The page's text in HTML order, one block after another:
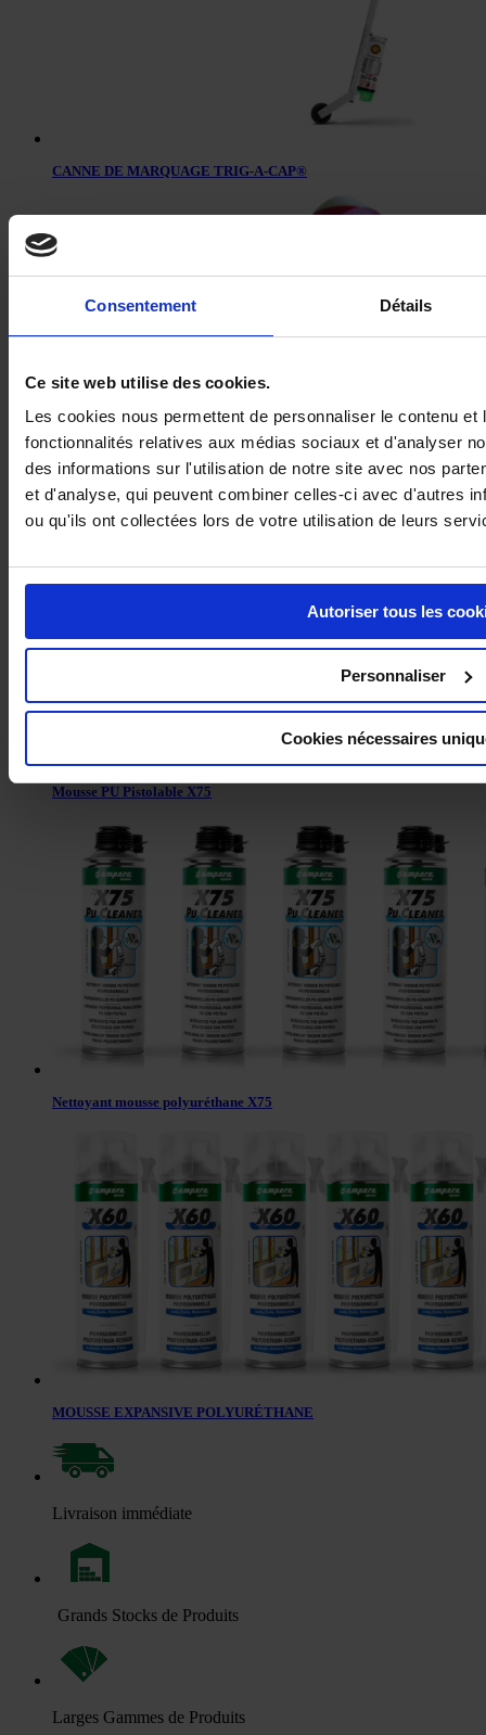
Consentement Détails
Ce site web utilise des cookies.
Les cookies nous permettent de personnaliser le contenu
fonctionnalités relatives aux médias sociaux et d'analyser
des informations sur l'utilisation de notre site avec nos
et d'analyse, qui peuvent combiner celles-ci avec d'autres
ou qu'ils ont collectées lors de votre utilisation de leurs
Autoriser tous les
Personnaliser
Cookies nécessaires
CANNE DE MARQUAGE TRIG-A-CAP®
Mousse PU Pistolable X75
Nettoyant mousse polyuréthane X75
MOUSSE EXPANSIVE POLYURÉTHANE
Livraison immédiate
Grands Stocks de Produits
Larges Gammes de Produits